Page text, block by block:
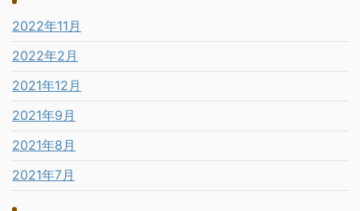
2022年11月
2022年2月
2021年12月
2021年9月
2021年8月
2021年7月